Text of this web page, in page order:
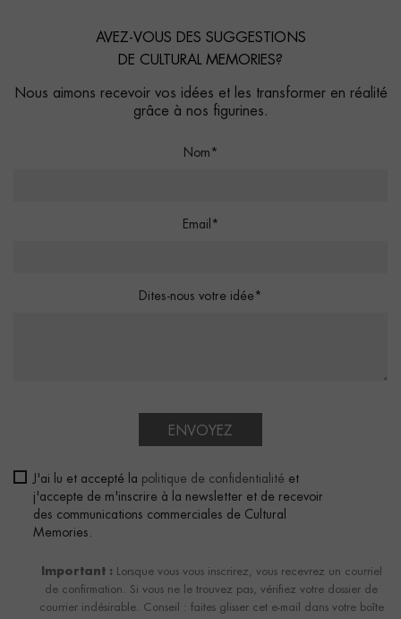
AVEZ-VOUS DES SUGGESTIONS
DE CULTURAL MEMORIES?
Nous aimons recevoir vos idées et les transformer en réalité
grâce à nos figurines.
Nom*
Email*
Dites-nous votre idée*
ENVOYEZ
J'ai lu et accepté la politique de confidentialité et
j'accepte de m'inscrire à la newsletter et de recevoir
des communications commerciales de Cultural
Memories.
Important : Lorsque vous vous inscrirez, vous recevrez un courriel
de confirmation. Si vous ne le trouvez pas, vérifiez votre dossier de
courrier indésirable. Conseil : faites glisser cet e-mail dans votre boîte